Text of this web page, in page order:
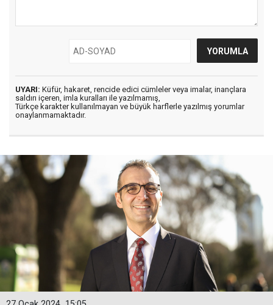
UYARI: Küfür, hakaret, rencide edici cümleler veya imalar, inançlara
saldırı içeren, imla kuralları ile yazılmamış,
Türkçe karakter kullanılmayan ve büyük harflerle yazılmış yorumlar
onaylanmamaktadır.